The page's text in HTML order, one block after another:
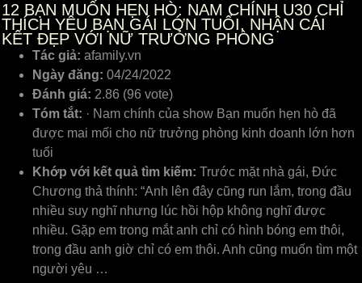
12 BẠN MUỐN HẸN HÒ: NAM CHÍNH U30 CHỈ
THÍCH YÊU BẠN GÁI LỚN TUỔI, NHẬN CÁI
KẾT ĐẸP VỚI NỮ TRƯỞNG PHÒNG
Tác giả: afamily.vn
Ngày đăng: 04/24/2022
Đánh giá: 2.86 (96 vote)
Tóm tắt: · Nam chính của show Bạn muốn hẹn hò đã
được mai mối cho nữ trưởng phòng kinh doanh lớn hơn
tuổi
Khớp với kết quả tìm kiếm: Trước mặt nhà gái, Đức
Chương thả thính: “Anh lên đây cũng run lắm, trong đầu
nhiều suy nghĩ nhưng lúc hồi hộp không nghĩ được
nhiều. Gặp em trong mắt anh chỉ có hình bóng em thôi,
trong đầu anh giờ chỉ có em thôi. Anh cũng muốn tìm một
người yêu …